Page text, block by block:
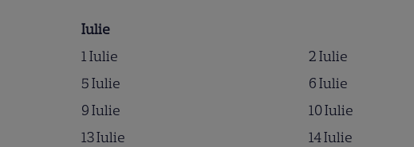
Iulie
1 Iulie
2 Iulie
5 Iulie
6 Iulie
9 Iulie
10 Iulie
13 Iulie
14 Iulie